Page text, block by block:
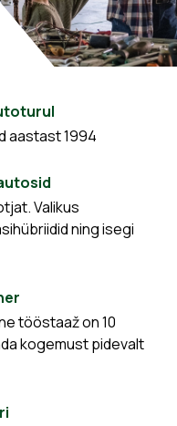
aastast 1994
Valikus
ning isegi
tööstaaž on 10
kogemust pidevalt